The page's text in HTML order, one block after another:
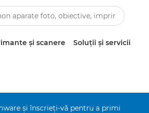
şi scanere Soluţii şi servicii
şi înscrieţi-vă pentru a primi